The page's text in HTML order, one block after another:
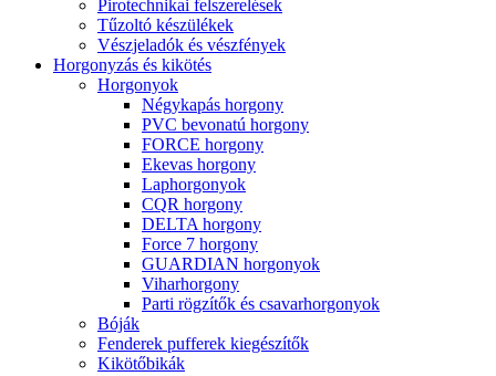
Pirotechnikai felszerelések
Tűzoltó készülékek
Vészjeladók és vészfények
Horgonyzás és kikötés
Horgonyok
Négykapás horgony
PVC bevonatú horgony
FORCE horgony
Ekevas horgony
Laphorgonyok
CQR horgony
DELTA horgony
Force 7 horgony
GUARDIAN horgonyok
Viharhorgony
Parti rögzítők és csavarhorgonyok
Bóják
Fenderek pufferek kiegészítők
Kikötőbikák